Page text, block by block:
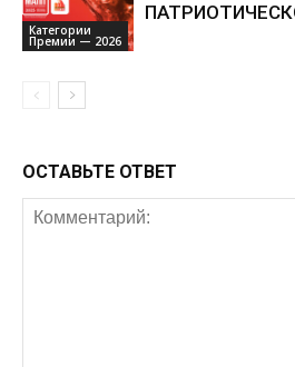
Категории
Премии — 2026
ОСТАВЬТЕ ОТВЕТ